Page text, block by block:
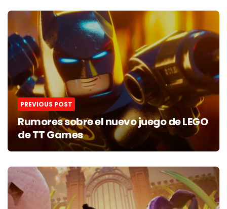
Post
navigation
PREVIOUS POST
Rumores sobre el nuevo juego de LEGO
de TT Games